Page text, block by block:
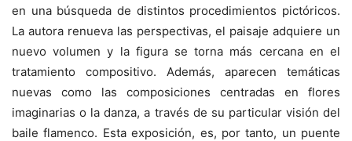
en una búsqueda de distintos procedimientos pictóricos.
La autora renueva las perspectivas, el paisaje adquiere un
nuevo volumen y la figura se torna más cercana en el
tratamiento compositivo. Además, aparecen temáticas
nuevas como las composiciones centradas en flores
imaginarias o la danza, a través de su particular visión del
baile flamenco. Esta exposición, es, por tanto, un puente